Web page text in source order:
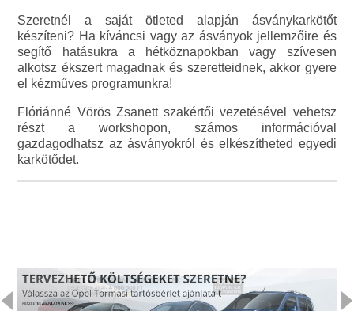
Szeretnél a saját ötleted alapján ásványkarkötőt
készíteni? Ha kíváncsi vagy az ásványok jellemzőire és
segítő hatásukra a hétköznapokban vagy szívesen
alkotsz ékszert magadnak és szeretteidnek, akkor gyere
el kézműves programunkra!
Flóriánné Vörös Zsanett szakértői vezetésével vehetsz
részt a workshopon, számos információval
gazdagodhatsz az ásványokról és elkészítheted egyedi
karkötődet.